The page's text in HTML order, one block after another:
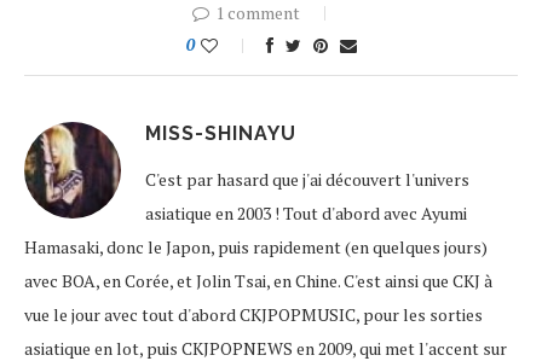
1 comment
0
MISS-SHINAYU
C'est par hasard que j'ai découvert l'univers
asiatique en 2003 ! Tout d'abord avec Ayumi
Hamasaki, donc le Japon, puis rapidement (en quelques jours)
avec BOA, en Corée, et Jolin Tsai, en Chine. C'est ainsi que CKJ à
vue le jour avec tout d'abord CKJPOPMUSIC, pour les sorties
asiatique en lot, puis CKJPOPNEWS en 2009, qui met l'accent sur